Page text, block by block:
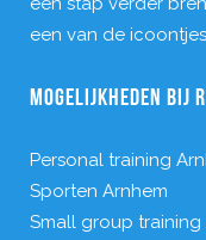
een van de
MOGELIJKHEDEN BIJ
Personal training
Sporten Arnhem
Small group training